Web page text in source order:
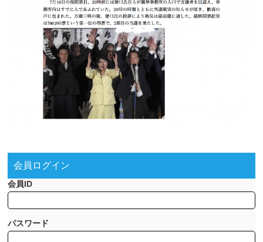
会員ログイン
会員ID
パスワード